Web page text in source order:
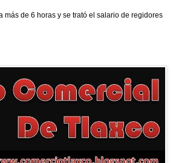
de 6 horas y se trató el salario de regidores